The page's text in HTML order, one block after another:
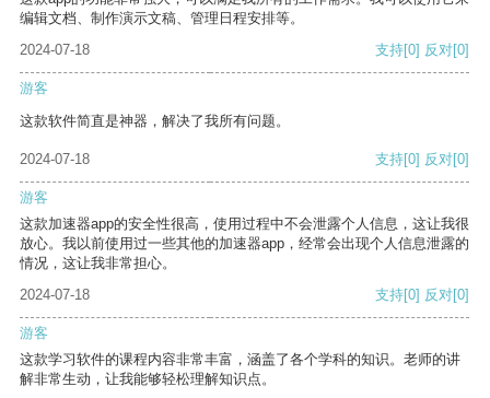
编辑文档、制作演示文稿、管理日程安排等。
2024-07-18
支持[0] 反对[0]
游客
这款软件简直是神器，解决了我所有问题。
2024-07-18 支持[0] 反对[0]
游客
这款加速器app的安全性很高，使用过程中不会泄露个人信息，这让我很
放心。我以前使用过一些其他的加速器app，经常会出现个人信息泄露的
情况，这让我非常担心。
2024-07-18
支持[0] 反对[0]
游客
这款学习软件的课程内容非常丰富，涵盖了各个学科的知识。老师的讲
解非常生动，让我能够轻松理解知识点。